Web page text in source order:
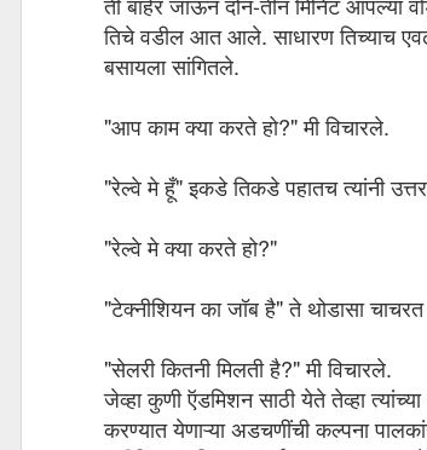
तिचे वडील आत आले. साधारण तिच्याच
बसायला सांगितले.
"आप काम क्या करते हो?" मी विचारले.
"रेल्वे मे हूँ" इकडे तिकडे पहातच त्यांनी
"रेल्वे मे क्या करते हो?"
"टेक्नीशियन का जॉब है" ते थोडासा
"सेलरी कितनी मिलती है?" मी विचारले.
जेव्हा कुणी ऍडमिशन साठी येते तेव्हा
करण्यात येणाऱ्या अडचणींची कल्पना
होतो. राख आणि
वाहून नेऊन विसर्जित
"सांभाळून चाल" पाठून
माझ्या डोळ्यासमोर
बसलेला मी होतो.
एका ब्रिटिश प्रोफेसर ने केलेल्या 'इडली जगातील सर्वात बोअरिंग गोष्ट
चार वर्षांपूर्वी एक इमेल आली . IIM अहमदाबाद येथील प्रोफेसर
Innovation Augmentation Network संस्थेच्या समर स्कुल ची.
departmental mentor नी थोडे समजावून त्यात भाग घेण्यासाठी प्रवृत्त केले.